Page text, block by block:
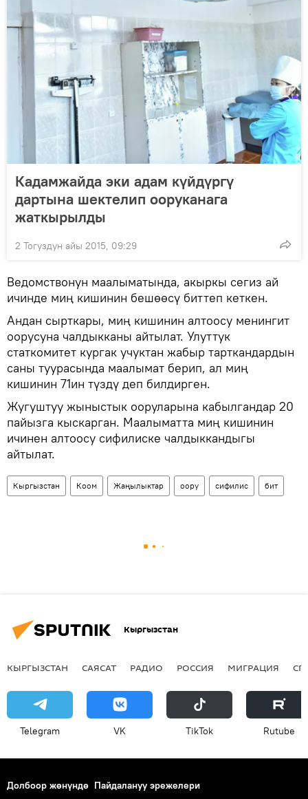
Кадамжайда эки адам күйдүргү
дартына шектелип ооруканага
жаткырылды
2 Тогуздун айы 2015, 09:29
Ведомствонун маалыматында, акыркы сегиз ай
ичинде миң кишинин бешөөсү биттеп кеткен.
Андан сырткары, миң кишинин алтоосу менингит
оорусуна чалдыкканы айтылат. Улуттук
статкомитет кургак учуктан жабыр тарткандардын
саны туурасында маалымат берип, ал миң
кишинин 71ин түздү деп билдирген.
Жугуштуу жыныстык ооруларына кабылгандар 20
пайызга кыскарган. Маалыматта миң кишинин
ичинен алтоосу сифилиске чалдыккандыгы
айтылат.
Кыргызстан Коом Жаңылыктар оору сифилис бит
Кыргызстан
КЫРГЫЗСТАН САЯСАТ РАДИО РОССИЯ МИГРАЦИЯ
Telegram VK ТikТоk Rutube
Долбоор жөнүндө Пайдалануу эрежелери